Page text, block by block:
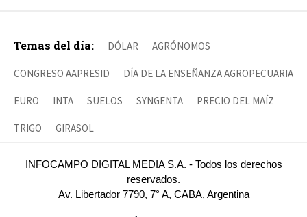
Temas del día: DÓLAR AGRÓNOMOS
CONGRESO AAPRESID DÍA DE LA ENSEÑANZA AGROPECUARIA
EURO INTA SUELOS SYNGENTA PRECIO DEL MAÍZ
TRIGO GIRASOL
INFOCAMPO DIGITAL MEDIA S.A. - Todos los derechos
reservados.
Av. Libertador 7790, 7° A, CABA, Argentina